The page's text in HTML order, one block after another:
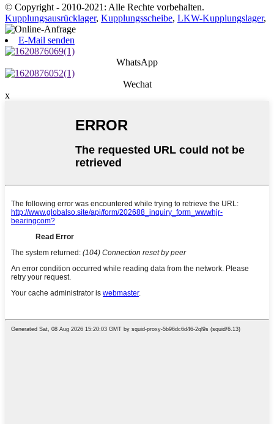
© Copyright - 2010-2021: Alle Rechte vorbehalten.
Kupplungsausrücklager, Kupplungsscheibe, LKW-Kupplungslager,
E-Mail senden
WhatsApp
Wechat
x